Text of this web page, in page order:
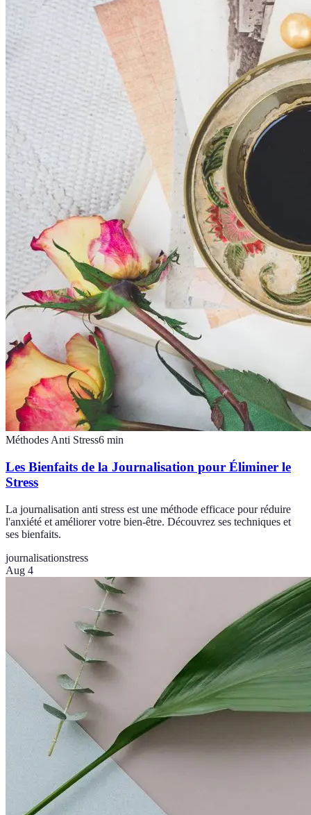
Méthodes Anti Stress6 min
Les Bienfaits de la Journalisation pour Éliminer le
Stress
La journalisation anti stress est une méthode efficace pour réduire
l'anxiété et améliorer votre bien-être. Découvrez ses techniques et
ses bienfaits.
journalisationstress
Aug 4